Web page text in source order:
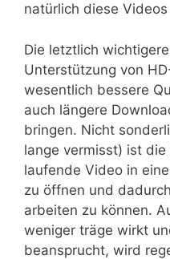
natürlich diese
Die letztlich
Unterstützung von
wesentlich bessere
auch längere
bringen. Nicht
lange vermisst) ist
laufende Video in
zu öffnen und
arbeiten zu können.
weniger träge wirkt
beansprucht, wird